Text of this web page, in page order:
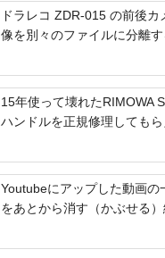
ドラレコ ZDR-015 の前後カ
像を別々のファイルに分離
15年使って壊れたRIMOWA
ハンドルを正規修理しても
Youtubeにアップした動画の
をあとから消す（かぶせる